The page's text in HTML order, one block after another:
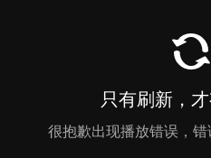
只有刷新，才
很抱歉出现播放错误，错